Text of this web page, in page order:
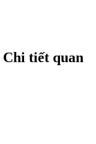
Chi tiết quan